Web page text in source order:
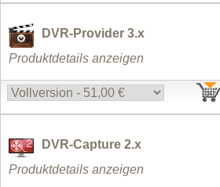
DVR-Provider 3.x
Produktdetails anzeigen
DVR-Capture 2.x
Produktdetails anzeigen